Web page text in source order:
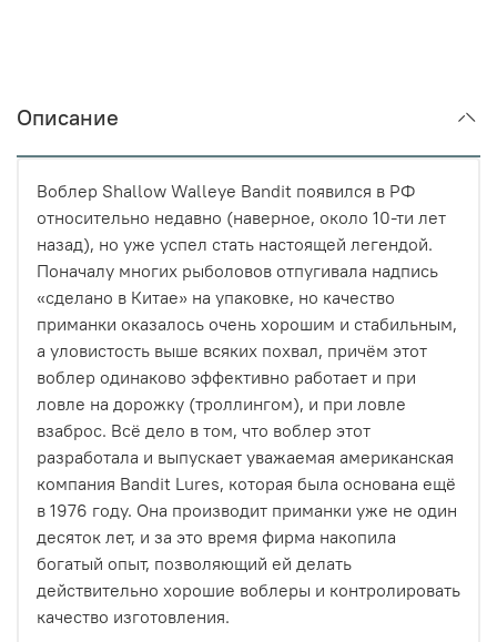
Описание
Воблер Shallow Walleye Bandit появился в РФ
относительно недавно (наверное, около 10-ти лет
назад), но уже успел стать настоящей легендой.
Поначалу многих рыболовов отпугивала надпись
«сделано в Китае» на упаковке, но качество
приманки оказалось очень хорошим и стабильным,
а уловистость выше всяких похвал, причём этот
воблер одинаково эффективно работает и при
ловле на дорожку (троллингом), и при ловле
взаброс. Всё дело в том, что воблер этот
разработала и выпускает уважаемая американская
компания Bandit Lures, которая была основана ещё
в 1976 году. Она производит приманки уже не один
десяток лет, и за это время фирма накопила
богатый опыт, позволяющий ей делать
действительно хорошие воблеры и контролировать
качество изготовления.